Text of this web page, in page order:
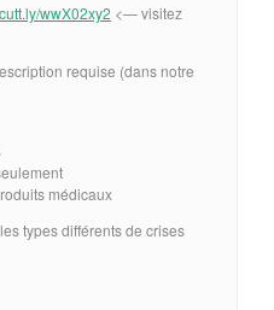
wwX02xy2 <— visitez
requise (dans notre
médicaux
types différents de crises